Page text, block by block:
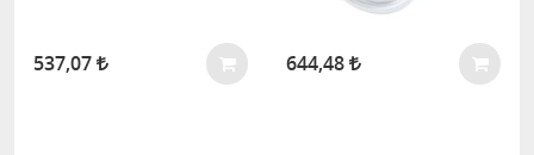
537,07 644,48